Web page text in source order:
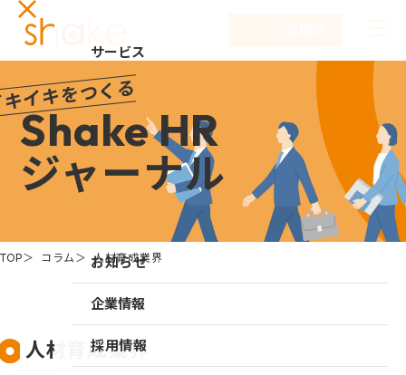
サービス
サービスTOP
リーダーシップ開発
キャリア自律
仕組み作り
新入社員研修
組織づくり
育成体系構築
解決する課題
事例紹介
NEW セミナー
お知らせ
企業情報
企業情報TOP
採用情報
イキをつくる
Shake HR
ジャーナル
TOP コラム 人材育成業界
人材育成業界